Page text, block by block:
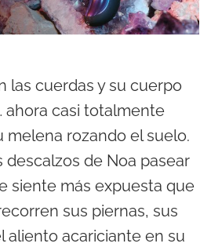
las cuerdas y su cuerpo
ahora casi totalmente
melena rozando el suelo.
descalzos de Noa pasear
siente más expuesta que
sus piernas, sus
aliento acariciante en su